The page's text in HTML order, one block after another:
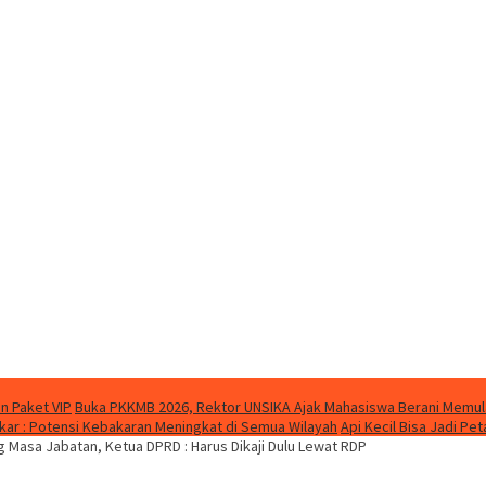
Paket VIP Buka PKKMB 2026, Rektor UNSIKA Ajak Mahasiswa Berani
: Potensi Kebakaran Meningkat di Semua Wilayah Api Kecil Bisa Jadi
Jabatan, Ketua DPRD : Harus Dikaji Dulu Lewat RDP